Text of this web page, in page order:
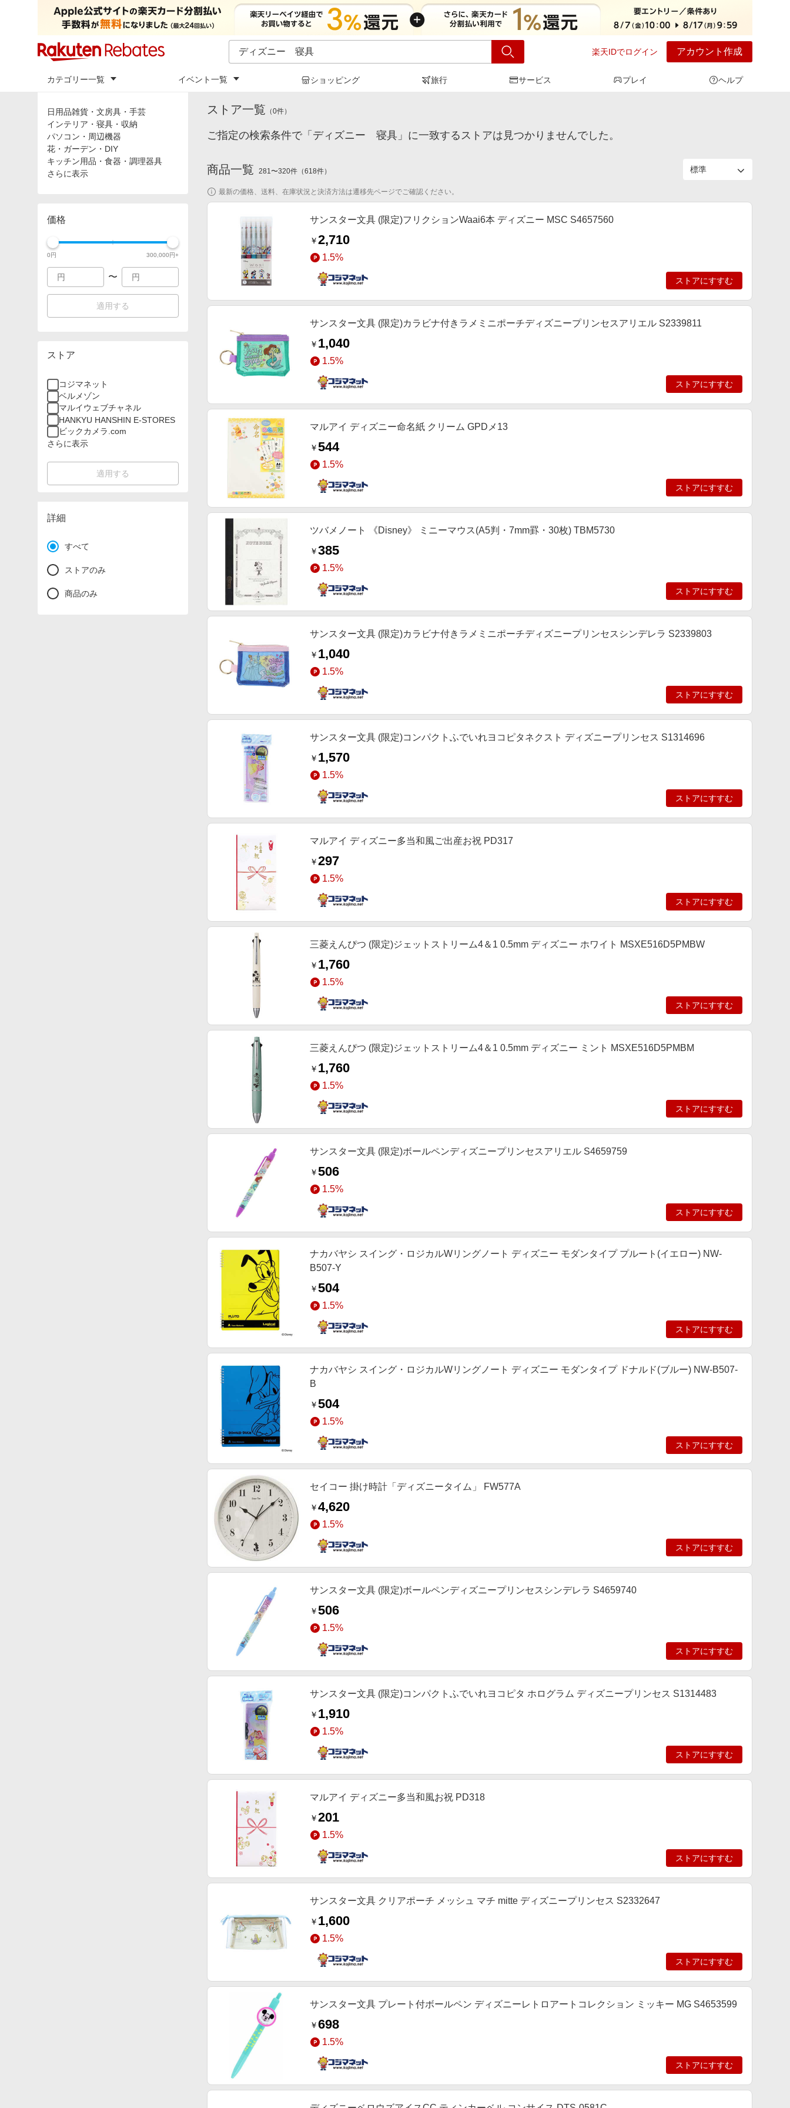
楽天IDでログイン アカウント作成
カテゴリー一覧 イベント一覧 ショッピング 旅行 サービス プレイ ヘルプ
カテゴリ
日用品雑貨・文房具・手芸
インテリア・寝具・収納
パソコン・周辺機器
花・ガーデン・DIY
キッチン用品・食器・調理器具
さらに表示
価格
0円 300,000円+
〜
適用する
ストア
コジマネット
ベルメゾン
マルイウェブチャネル
HANKYU HANSHIN E-STORES
ビックカメラ.com
さらに表示
適用する
詳細
すべて
ストアのみ
商品のみ
トップ ディズニー 寝具」の検索結果
ストア一覧 （0件）
ご指定の検索条件で「ディズニー 寝具」に一致するストアは見つかりませんでした。
商品一覧 281〜320件 （618件）
最新の価格、送料、在庫状況と決済方法は遷移先ページでご確認ください。
サンスター文具 (限定)フリクションWaai6本 ディズニー MSC S4657560
￥2,710
1.5%
ストアにすすむ
サンスター文具 (限定)カラビナ付きラメミニポーチディズニープリンセスアリエル S2339811
￥ 1,040
1.5%
ストアにすすむ
マルアイ ディズニー命名紙 クリーム GPDメ13
￥544
1.5%
ストアにすすむ
ツバメノート 《Disney》 ミニーマウス(A5判・7mm罫・30枚) TBM5730
￥385
1.5%
ストアにすすむ
サンスター文具 (限定)カラビナ付きラメミニポーチディズニープリンセスシンデレラ S2339803
￥ 1,040
1.5%
ストアにすすむ
サンスター文具 (限定)コンパクトふでいれヨコピタネクスト ディズニープリンセス S1314696
￥ 1,570
1.5%
ストアにすすむ
マルアイ ディズニー多当和風ご出産お祝 PD317
￥297
1.5%
ストアにすすむ
三菱えんぴつ (限定)ジェットストリーム4＆1 0.5mm ディズニー ホワイト MSXE516D5PMBW
￥ 1,760
1.5%
ストアにすすむ
三菱えんぴつ (限定)ジェットストリーム4＆1 0.5mm ディズニー ミント MSXE516D5PMBM
￥ 1,760
1.5%
ストアにすすむ
サンスター文具 (限定)ボールペンディズニープリンセスアリエル S4659759
￥506
1.5%
ストアにすすむ
ナカバヤシ スイング・ロジカルWリングノート ディズニー モダンタイプ プルート(イエロー) NW-
B507-Y
￥504
1.5%
ストアにすすむ
ナカバヤシ スイング・ロジカルWリングノート ディズニー モダンタイプ ドナルド(ブルー) NW-B507-
B
￥504
1.5%
ストアにすすむ
セイコー 掛け時計「ディズニータイム」 FW577A
￥4,620
1.5%
ストアにすすむ
サンスター文具 (限定)ボールペンディズニープリンセスシンデレラ S4659740
￥506
1.5%
ストアにすすむ
サンスター文具 (限定)コンパクトふでいれヨコピタ ホログラム ディズニープリンセス S1314483
￥ 1,910
1.5%
ストアにすすむ
マルアイ ディズニー多当和風お祝 PD318
￥201
1.5%
ストアにすすむ
サンスター文具 クリアポーチ メッシュ マチ mitte ディズニープリンセス S2332647
￥ 1,600
1.5%
ストアにすすむ
サンスター文具 プレート付ボールペン ディズニーレトロアートコレクション ミッキー MG S4653599
￥698
1.5%
ストアにすすむ